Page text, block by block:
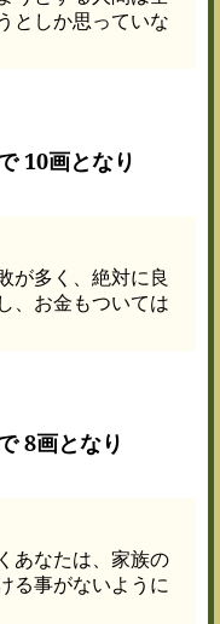
としか思っていな
10画となり
が多く、絶対に良
、お金もついては
8画となり
あなたは、家族の
る事がないように